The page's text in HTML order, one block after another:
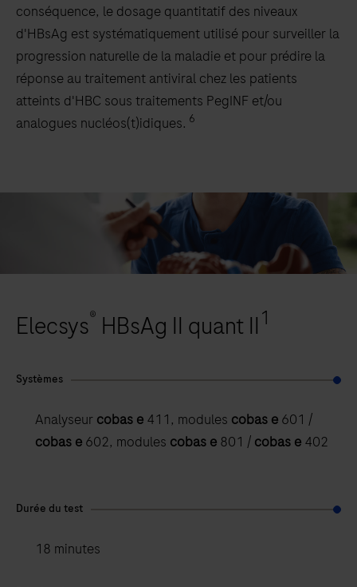
conséquence, le dosage quantitatif des niveaux
d'HBsAg est systématiquement utilisé pour surveiller la
progression naturelle de la maladie et pour prédire la
réponse au traitement antiviral chez les patients
atteints d'HBC sous traitements PegINF et/ou
analogues nucléos(t)idiques. 6
Elecsys® HBsAg II quant II1
Systèmes
Analyseur cobas e 411, modules cobas e 601 /
cobas e 602, modules cobas e 801 / cobas e 402
Durée du test
18 minutes